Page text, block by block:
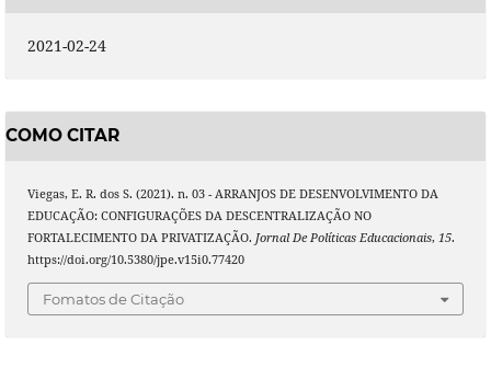
2021-02-24
COMO CITAR
Viegas, E. R. dos S. (2021). n. 03 - ARRANJOS DE DESENVOLVIMENTO DA
EDUCAÇÃO: CONFIGURAÇÕES DA DESCENTRALIZAÇÃO NO
FORTALECIMENTO DA PRIVATIZAÇÃO. Jornal De Políticas Educacionais, 15.
https://doi.org/10.5380/jpe.v15i0.77420
Fomatos de Citação